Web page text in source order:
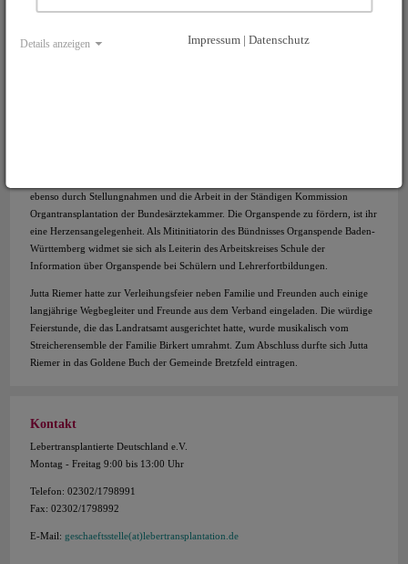
hätte“, erklärte Jutta Riemer. Dem Verband Strukturen zu schaffen, diese zu
ihr eine stetige Herausforderung. Um die Betreuung Betroffener zu verbessern, ist
ebenso durch Stellungnahmen und die Arbeit in der Ständigen Kommission
Organtransplantation der Bundesärztekammer. Die Organspende zu fördern, ist ihr
eine Herzensangelegenheit. Als Mitinitiatorin des Bündnisses Organspende Baden-
Württemberg widmet sie sich als Leiterin des Arbeitskreises Schule der
Information über Organspende bei Schülern und Lehrerfortbildungen.
Jutta Riemer hatte zur Verleihungsfeier neben Familie und Freunden auch einige
langjährige Wegbegleiter und Freunde aus dem Verband eingeladen. Die würdige
Feierstunde, die das Landratsamt ausgerichtet hatte, wurde musikalisch vom
Streicherensemble der Familie Birkert umrahmt. Zum Abschluss durfte sich Jutta
Riemer in das Goldene Buch der Gemeinde Bretzfeld eintragen.
Kontakt
Lebertransplantierte Deutschland e.V.
Montag - Freitag 9:00 bis 13:00 Uhr
Telefon: 02302/1798991
Fax: 02302/1798992
E-Mail: geschaeftsstelle(at)lebertransplantation.de
Details anzeigen Impressum | Datenschutz